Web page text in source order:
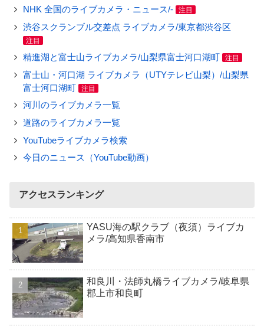
NHK 全国のライブカメラ・ニュース/- 注目
渋谷スクランブル交差点 ライブカメラ/東京都渋谷区
注目
精進湖と富士山ライブカメラ/山梨県富士河口湖町 注目
富士山・河口湖 ライブカメラ（UTYテレビ山梨）/山梨県
富士河口湖町
注目
河川のライブカメラ一覧
道路のライブカメラ一覧
YouTubeライブカメラ検索
今日のニュース（YouTube動画）
アクセスランキング
YASU海の駅クラブ（夜須）ライブカ
メラ/高知県香南市
和良川・法師丸橋ライブカメラ/岐阜県
郡上市和良町